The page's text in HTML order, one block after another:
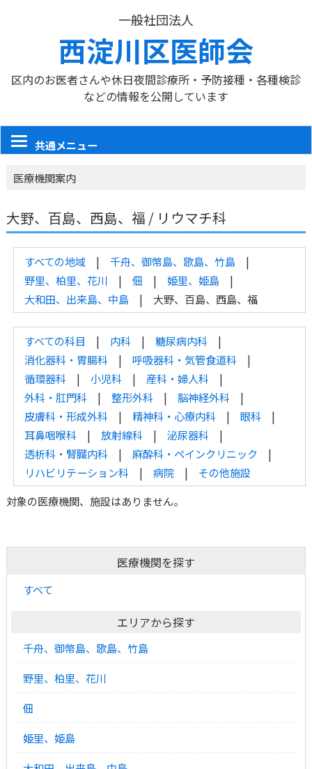
一般社団法人
西淀川区医師会
区内のお医者さんや休日夜間診療所・予防接種・各種検診
などの情報を公開しています
共通メニュー
医療機関案内
大野、百島、西島、福 / リウマチ科
すべての地域
千舟、御幣島、歌島、竹島
野里、柏里、花川
佃
姫里、姫島
大和田、出来島、中島
大野、百島、西島、福
すべての科目 内科
糖尿病内科
消化器科・胃腸科
呼吸器科・気管食道科
循環器科
小児科
産科・婦人科
外科・肛門科
整形外科
脳神経外科
皮膚科・形成外科
精神科・心療内科
眼科
耳鼻咽喉科
放射線科
泌尿器科
透析科・腎臓内科
麻酔科・ペインクリニック
リハビリテーション科
病院
その他施設
対象の医療機関、施設はありません。
医療機関を探す
すべて
エリアから探す
千舟、御幣島、歌島、竹島
野里、柏里、花川
佃
姫里、姫島